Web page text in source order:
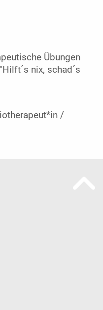
Übungen
nix, schad´s
/